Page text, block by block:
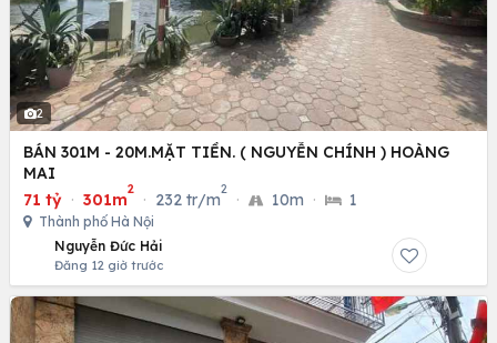
2
BÁN 301M - 20M.MẶT TIỀN. ( NGUYỄN CHÍNH ) HOÀNG
MAI
71 tỷ · 301m
2
· 232 tr/m
2
· 10m · 1
Thành phố Hà Nội
Nguyễn Đức Hải
Đăng 12 giờ trước